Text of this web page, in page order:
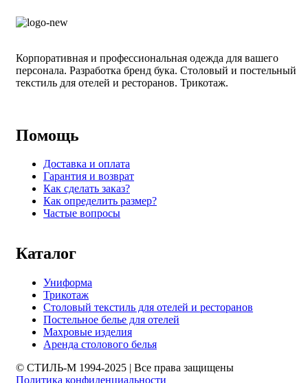
Корпоративная и профессиональная одежда для вашего
персонала. Разработка бренд бука. Столовый и постельный
текстиль для отелей и ресторанов. Трикотаж.
Помощь
Доставка и оплата
Гарантия и возврат
Как сделать заказ?
Как определить размер?
Частые вопросы
Каталог
Униформа
Трикотаж
Столовый текстиль для отелей и ресторанов
Постельное белье для отелей
Махровые изделия
Аренда столового белья
© СТИЛЬ-М 1994-2025 | Все права защищены
Политика конфиденциальности